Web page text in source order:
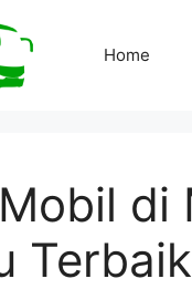
Home
di
Terbaik